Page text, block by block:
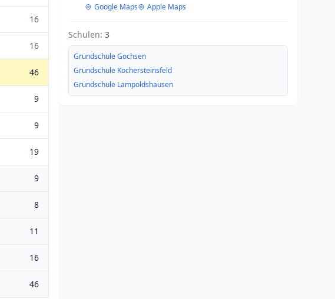
16
16
46
9
9
19
9
8
11
16
46
Google Maps Apple Maps
Schulen: 3
Grundschule Gochsen
Grundschule Kochersteinsfeld
Grundschule Lampoldshausen